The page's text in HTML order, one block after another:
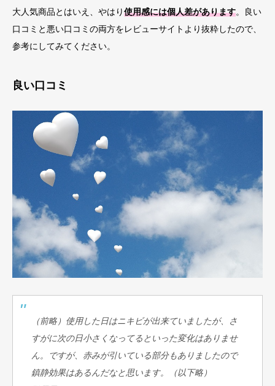
大人気商品とはいえ、やはり使用感には個人差があります。良い
口コミと悪い口コミの両方をレビューサイトより抜粋したので、
参考にしてみてください。
良い口コミ
（前略）使用した日はニキビが出来ていましたが、さ
すがに次の日小さくなってるといった変化はありませ
ん。ですが、赤みが引いている部分もありましたので
鎮静効果はあるんだなと思います。（以下略）